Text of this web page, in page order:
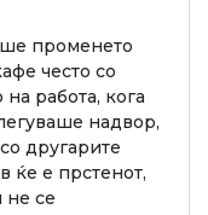
променето
често со
работа, кога
надвор,
другарите
ќе е прстенот,
не се